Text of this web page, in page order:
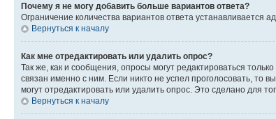
Почему я не могу добавить больше вариантов ответа?
Ограничение количества вариантов ответа
Вернуться к началу
Как мне отредактировать или удалить опрос?
Так же, как и сообщения, опросы могут редактироваться
связан именно с ним. Если никто не успел проголосовать, то
могут отредактировать или удалить опрос. Это сделано для
Вернуться к началу